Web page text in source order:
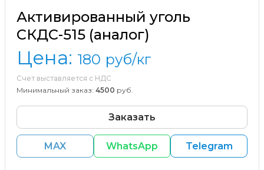
Активированный уголь
СКДС-515 (аналог)
Цена: 180 руб/кг
Счет выставляется с НДС
Минимальный заказ: 4500 руб.
Заказать
MAX WhatsApp Telegram